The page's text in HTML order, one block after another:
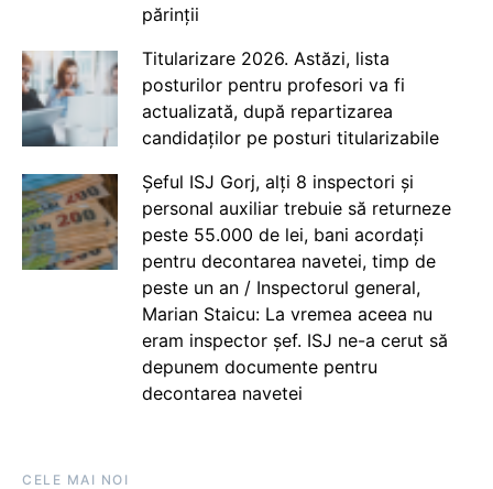
părinții
Titularizare 2026. Astăzi, lista
posturilor pentru profesori va fi
actualizată, după repartizarea
candidaților pe posturi titularizabile
Șeful ISJ Gorj, alți 8 inspectori și
personal auxiliar trebuie să returneze
peste 55.000 de lei, bani acordați
pentru decontarea navetei, timp de
peste un an / Inspectorul general,
Marian Staicu: La vremea aceea nu
eram inspector șef. ISJ ne-a cerut să
depunem documente pentru
decontarea navetei
CELE MAI NOI